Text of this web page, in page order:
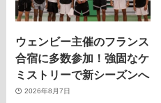
ウェンビー主催のフランス
合宿に多数参加！強固なケ
ミストリーで新シーズンへ
2026年8月7日